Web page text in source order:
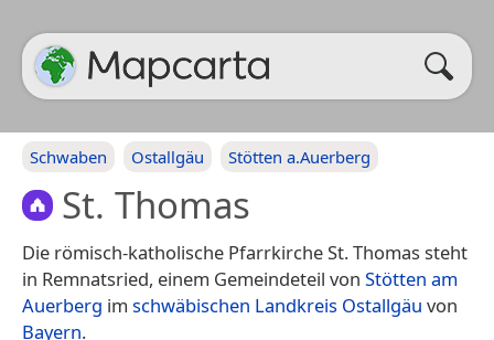
Schwaben Ostallgäu Stötten a.Auerberg
St. Thomas
Die römisch-katholische Pfarrkirche St. Thomas steht
in Remnatsried, einem Gemeindeteil von Stötten am
Auerberg im schwäbischen Landkreis Ostallgäu von
Bayern.